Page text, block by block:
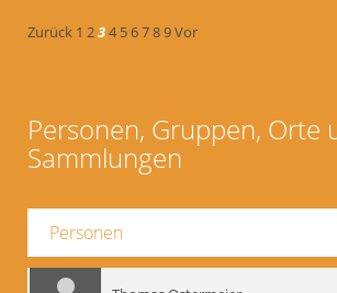
Zurück 1 234 56789Vor
Personen, Gruppen, Orte
Sammlungen
Personen